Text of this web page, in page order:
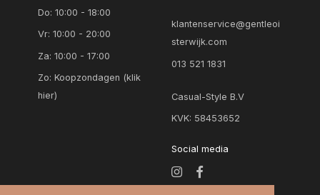
Do: 10:00 - 18:00
Vr: 10:00 - 20:00
Za: 10:00 - 17:00
Zo:Koopzondagen (klik
hier)
klantenservice@gentleoi
sterwijk.com
013 521 1831
Casual-Style B.V
KVK: 58453652
Social media